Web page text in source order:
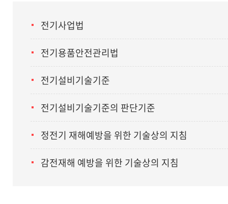
전기사업법
전기용품안전관리법
전기설비기술기준
전기설비기술기준의 판단기준
정전기 재해예방을 위한 기술상의 지침
감전재해 예방을 위한 기술상의 지침